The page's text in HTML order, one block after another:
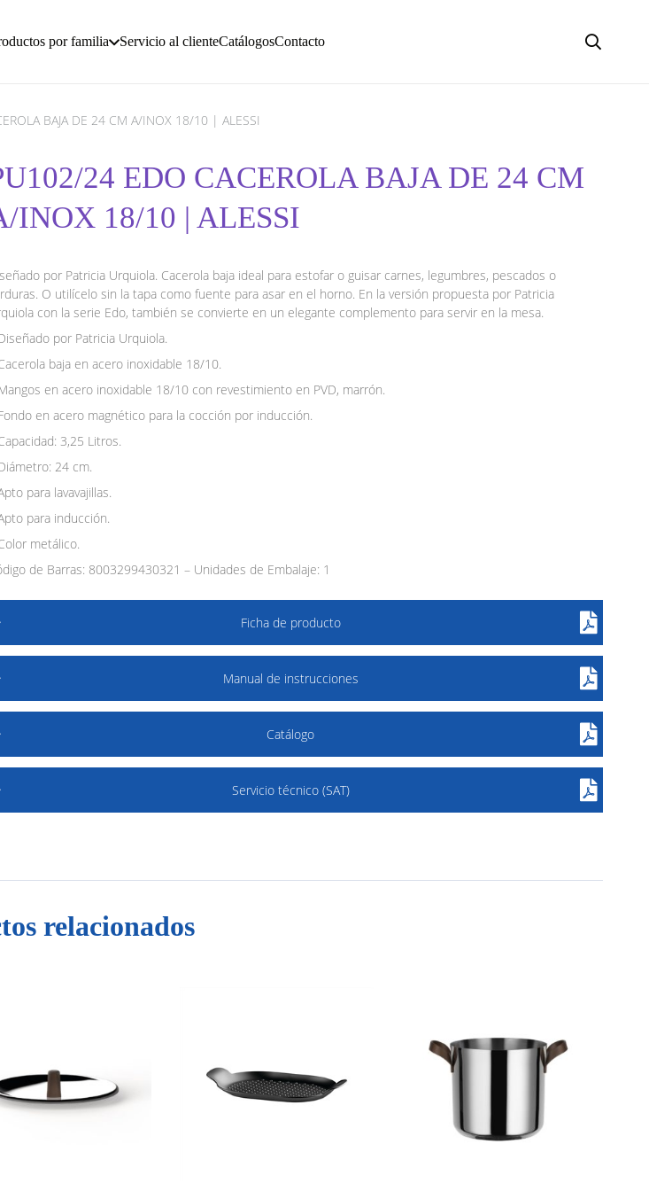
por familia Servicio al clienteCatálogosContacto
BAJA DE 24 CM A/INOX 18/10 | ALESSI
24 EDO CACEROLA BAJA DE 24 CM
INOX 18/10 | ALESSI
por Patricia Urquiola. Cacerola baja ideal para estofar o guisar carnes, legumbres, pescados o
O utilícelo sin la tapa como fuente para asar en el horno. En la versión propuesta por Patricia
con la serie Edo, también se convierte en un elegante complemento para servir en la mesa.
por Patricia Urquiola.
baja en acero inoxidable 18/10.
en acero inoxidable 18/10 con revestimiento en PVD, marrón.
en acero magnético para la cocción por inducción.
3,25 Litros.
24 cm.
para lavavajillas.
para inducción.
metálico.
de Barras: 8003299430321 – Unidades de Embalaje: 1
Ficha de producto
Manual de instrucciones
Catálogo
Servicio técnico (SAT)
relacionados